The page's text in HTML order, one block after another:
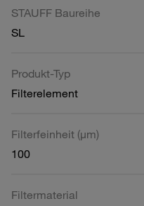
STAUFF Baureihe
SL
Produkt-Typ
Filterelement
Filterfeinheit (µm)
100
Filtermaterial